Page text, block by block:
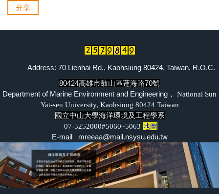
分享
Address: 70 Lienhai Rd., Kaohsiung 80424, Taiwan, R.O.C.
80424高雄市鼓山區蓮海路70號
Department of Marine Environment and Engineering，
National Sun
Yat-sen University, Kaohsiung 80424 Taiwan
國立中山大學海洋環境及工程學系
07-5252000#5060~5063 地圖
E-mail mreeaa@mail.nsysu.edu.tw